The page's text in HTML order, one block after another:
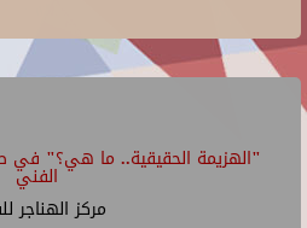
"الهزيمة الحقيقية.. ما هي؟" في
الفني
مركز الهناجر